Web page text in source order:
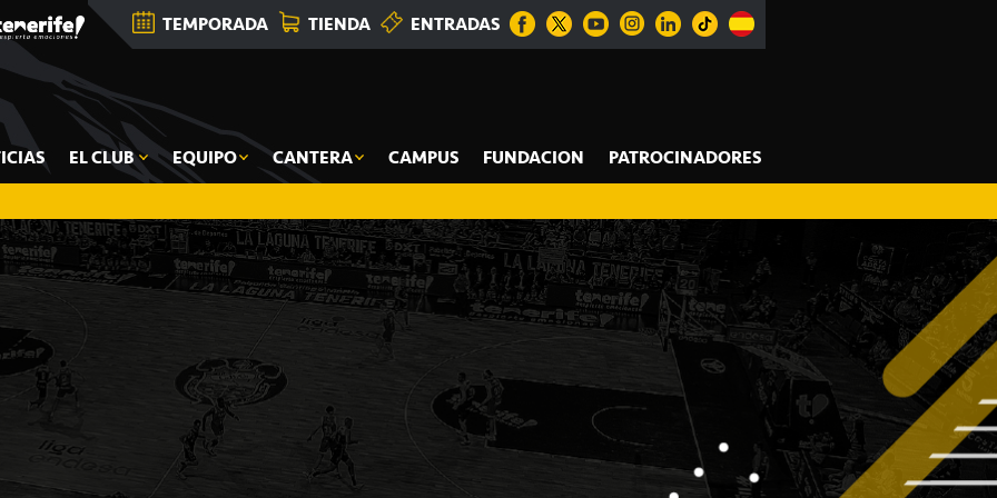
TEMPORADA TIENDA ENTRADAS
EL CLUB EQUIPO CANTERA CAMPUS FUNDACION PATROCINADORES